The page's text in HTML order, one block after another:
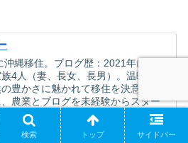
沖縄移住。ブログ歴：2021年に執筆
4人（妻、長女、長男）。温暖な気
豊かさに魅かれて移住を決意。移
農業とブログを未経験からスター
な言葉は 日日是好日（にちにちこ
）。小さい子供（２児）を持つ親
、沖縄での移住生活やおすすめスポ
検索 トップ サイドバー